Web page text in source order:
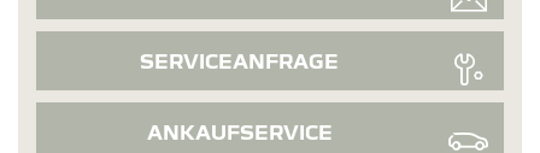
SERVICEANFRAGE
ANKAUFSERVICE